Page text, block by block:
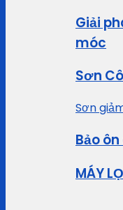
Giải
móc
Sơn
Sơn
Bảo
MÁY